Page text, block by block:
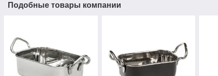
Подобные товары компании